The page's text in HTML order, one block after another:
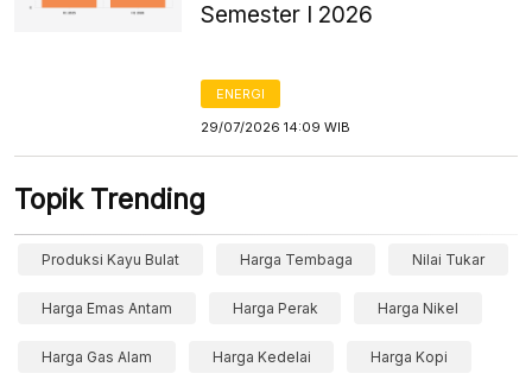
Semester I 2026
ENERGI
29/07/2026 14:09 WIB
Topik Trending
Produksi Kayu Bulat Harga Tembaga Nilai Tukar
Harga Emas Antam Harga Perak Harga Nikel
Harga Gas Alam Harga Kedelai Harga Kopi